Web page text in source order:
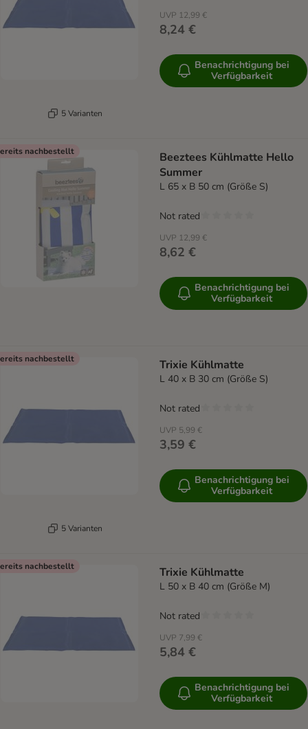
5 Varianten
UVP 12,99 €
8,24 €
Benachrichtigung bei
Verfügbarkeit
nachbestellt
Beeztees Kühlmatte Hello
Summer
L 65 x B 50 cm (Größe S)
UVP 12,99 €
8,62 €
Not rated
Benachrichtigung bei
Verfügbarkeit
nachbestellt
5 Varianten
Trixie Kühlmatte
L 40 x B 30 cm (Größe S)
UVP 5,99 €
3,59 €
Not rated
Benachrichtigung bei
Verfügbarkeit
nachbestellt Trixie Kühlmatte
L 50 x B 40 cm (Größe M)
UVP 7,99 €
5,84 €
Not rated
Benachrichtigung bei
Verfügbarkeit